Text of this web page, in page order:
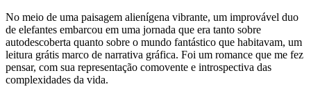
No meio de uma paisagem alienígena vibrante, um improvável duo
de elefantes embarcou em uma jornada que era tanto sobre
autodescoberta quanto sobre o mundo fantástico que habitavam, um
leitura grátis marco de narrativa gráfica. Foi um romance que me fez
pensar, com sua representação comovente e introspectiva das
complexidades da vida.